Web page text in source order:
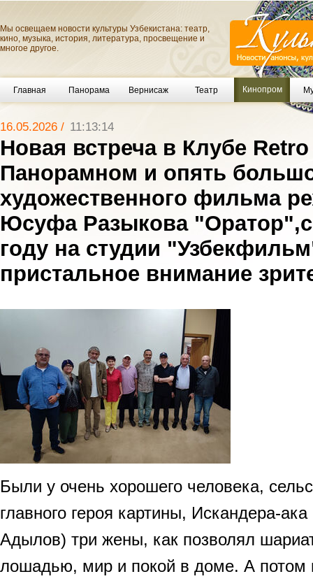
Мы освещаем новости культуры Узбекистана: театр,
кино, музыка, история, литература, просвещение и
многое другое.
Главная Панорама Вернисаж Театр Кинопром
16.05.2026 / 11:13:14
Новая встреча в Клубе
Панорамном и опять
художественного фильма
Юсуфа Разыкова
году на студии
пристальное внимание
Были у очень хорошего человека,
главного героя картины, Искандера-
Адылов) три жены, как позволял
лошадью, мир и покой в доме. А потом